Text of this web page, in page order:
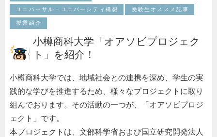
ユニバーサル・ユニバーシティ構想 受験生オススメ記事
授業紹介
小樽商科大学「オアソビプロジェク
ト」を紹介！
小樽商科大学では、地域社会との連携を深め、学生の実
践的な学びを推進するため、様々なプロジェクトに取り
組んでおります。その活動の一つが、「オアソビプロジ
ェクト」です。
本プロジェクトは、文部科学省および国立研究開発法人